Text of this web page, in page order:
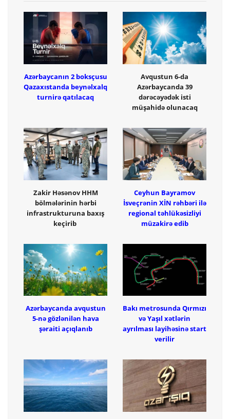
Azərbaycanın 2 boksçusu
Qazaxıstanda beynəlxalq
turnirə qatılacaq
Avqustun 6-da
Azərbaycanda 39
dərəcəyədək isti
müşahidə olunacaq
Zakir Həsənov HHM
bölmələrinin hərbi
infrastrukturuna baxış
keçirib
Ceyhun Bayramov
İsveçrənin XİN rəhbəri ilə
regional təhlükəsizliyi
müzakirə edib
Azərbaycanda avqustun
5-nə gözlənilən hava
şəraiti açıqlanıb
Bakı metrosunda Qırmızı
və Yaşıl xətlərin
ayrılması layihəsinə start
verilir